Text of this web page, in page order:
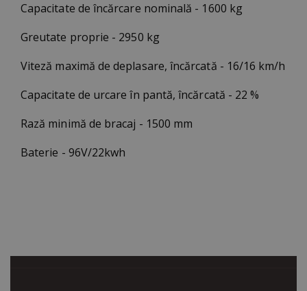
Capacitate de încărcare nominală - 1600 kg
Greutate proprie - 2950 kg
Viteză maximă de deplasare, încărcată - 16/16 km/h
Capacitate de urcare în pantă, încărcată - 22 %
Rază minimă de bracaj - 1500 mm
Baterie - 96V/22kwh